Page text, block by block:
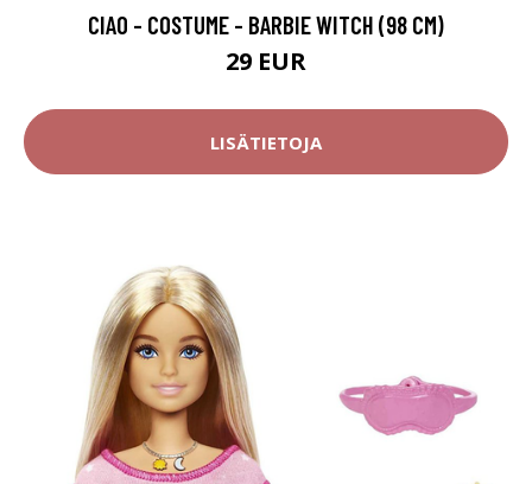
CIAO - COSTUME - BARBIE WITCH (98 CM)
29 EUR
LISÄTIETOJA